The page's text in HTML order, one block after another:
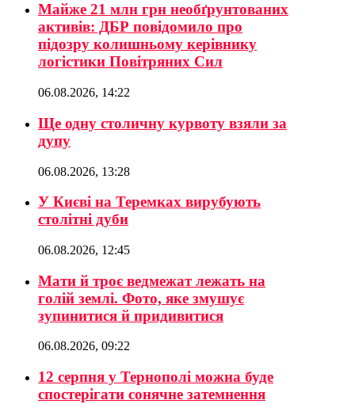
Майже 21 млн грн необґрунтованих
активів: ДБР повідомило про
підозру колишньому керівнику
логістики Повітряних Сил
06.08.2026, 14:22
Ще одну столичну курвоту взяли за
дупу
06.08.2026, 13:28
У Києві на Теремках вирубують
столітні дуби
06.08.2026, 12:45
Мати й троє ведмежат лежать на
голій землі. Фото, яке змушує
зупинитися й придивитися
06.08.2026, 09:22
12 серпня у Тернополі можна буде
спостерігати сонячне затемнення